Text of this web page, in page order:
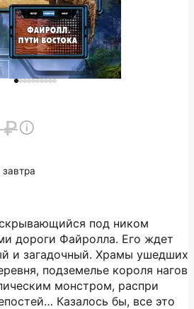
под ником
дороги Файролла. Его ждет
и загадочный. Храмы ушедших
подземелье короля нагов
монстром, распри
Казалось бы, все это
завтра